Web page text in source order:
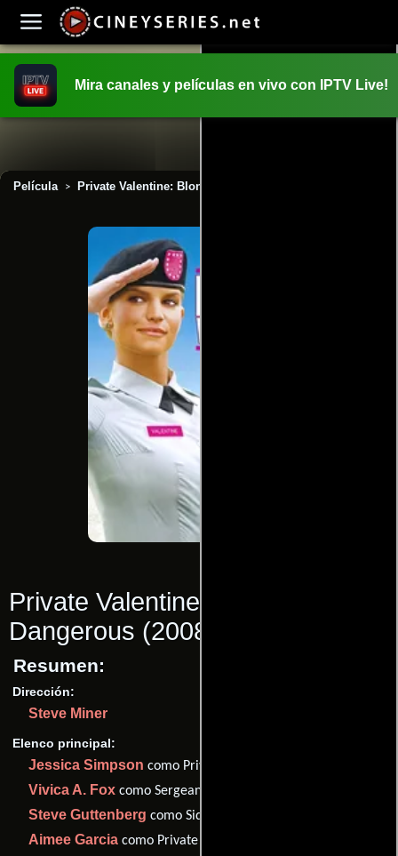
Mira canales y películas en vivo con IPTV Live!
Película > Private Valentine: Blonde & Dangerous (2008)
Private Valentine: Blonde &
Dangerous (2008)
Resumen:
Dirección:
Steve Miner
Elenco principal:
Jessica Simpson como Private Megan Valentine
Vivica A. Fox como Sergeant Louisa Morely
Steve Guttenberg como Sidney Green
Aimee Garcia como Private Vicky Castillo